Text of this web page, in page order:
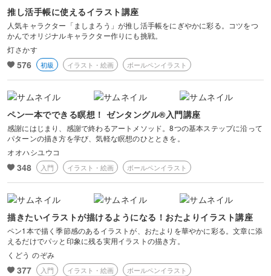
推し活手帳に使えるイラスト講座
人気キャラクター「ましまろう」が推し活手帳をにぎやかに彩る。コツをつ
かんでオリジナルキャラクター作りにも挑戦。
灯さかす
576 初級 イラスト・絵画 ボールペンイラスト
ペン一本でできる瞑想！ ゼンタングル®入門講座
感謝にはじまり、感謝で終わるアートメソッド。8つの基本ステップに沿って
パターンの描き方を学び、気軽な瞑想のひとときを。
オオハシユウコ
348 入門 イラスト・絵画 ボールペンイラスト
描きたいイラストが描けるようになる！おたよりイラスト講座
ペン1本で描く季節感のあるイラストが、おたよりを華やかに彩る。文章に添
えるだけでパッと印象に残る実用イラストの描き方。
くどう のぞみ
377 入門 イラスト・絵画 ボールペンイラスト